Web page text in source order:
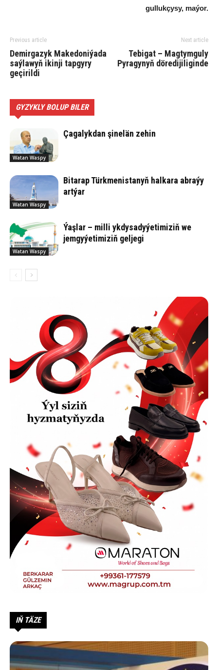
gullukçysy, maýor.
Previous article
Demirgazyk Makedoniýada
saýlawyň ikinji tapgyry
geçirildi
Next article
Tebigat – Magtymguly
Pyragynyň döredijiliginde
GYZYKLY BOLUP BILER
Watan Waspy
Çagalykdan şinelän zehin
Watan Waspy
Bitarap Türkmenistanyň halkara abraýy
artýar
Watan Waspy
Ýaşlar – milli ykdysadyýetimiziň we
jemgyýetimiziň geljegi
IŇ TÄZE